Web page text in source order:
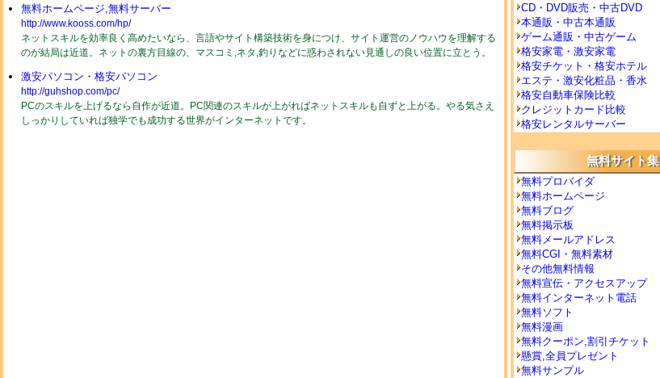
無料ホームページ,無料サーバー
http://www.kooss.com/hp/
ネットスキルを効率良く高めたいなら、言語やサイト構築技術を身につけ、サイト運営のノウハウを理解する
のが結局は近道。ネットの裏方目線の、マスコミ,ネタ,釣りなどに惑わされない見通しの良い位置に立とう。
激安パソコン・格安パソコン
http://guhshop.com/pc/
PCのスキルを上げるなら自作が近道。PC関連のスキルが上がればネットスキルも自ずと上がる。やる気さえ
しっかりしていれば独学でも成功する世界がインターネットです。
CD・DVD販売・中古DVD
本通販・中古本通販
ゲーム通販・中古ゲーム
格安家電・激安家電
格安チケット・格安ホテル
エステ・激安化粧品・香水
格安自動車保険比較
クレジットカード比較
格安レンタルサーバー
無料サイト集
無料プロバイダ
無料ホームページ
無料ブログ
無料掲示板
無料メールアドレス
無料CGI・無料素材
その他無料情報
無料宣伝・アクセスアップ
無料インターネット電話
無料ソフト
無料漫画
無料クーポン,割引チケット
懸賞,全員プレゼント
無料サンプル